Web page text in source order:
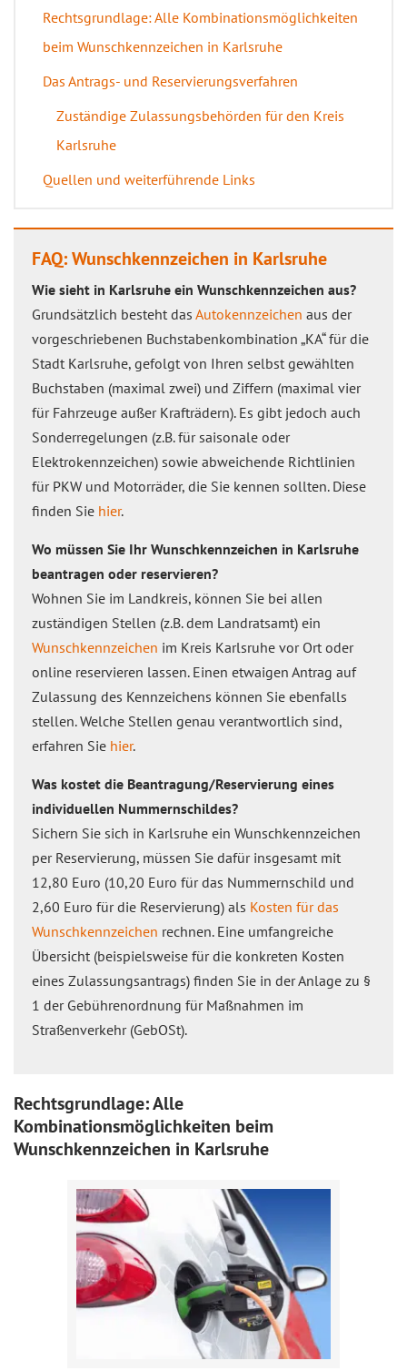
Rechtsgrundlage: Alle Kombinationsmöglichkeiten
beim Wunschkennzeichen in Karlsruhe
Das Antrags- und Reservierungsverfahren
Zuständige Zulassungsbehörden für den Kreis
Karlsruhe
Quellen und weiterführende Links
FAQ: Wunschkennzeichen in Karlsruhe
Wie sieht in Karlsruhe ein Wunschkennzeichen aus?
Grundsätzlich besteht das Autokennzeichen aus der
vorgeschriebenen Buchstabenkombination „KA“ für die
Stadt Karlsruhe, gefolgt von Ihren selbst gewählten
Buchstaben (maximal zwei) und Ziffern (maximal vier
für Fahrzeuge außer Krafträdern). Es gibt jedoch auch
Sonderregelungen (z.B. für saisonale oder
Elektrokennzeichen) sowie abweichende Richtlinien
für PKW und Motorräder, die Sie kennen sollten. Diese
finden Sie hier.
Wo müssen Sie Ihr Wunschkennzeichen in Karlsruhe
beantragen oder reservieren?
Wohnen Sie im Landkreis, können Sie bei allen
zuständigen Stellen (z.B. dem Landratsamt) ein
Wunschkennzeichen im Kreis Karlsruhe vor Ort oder
online reservieren lassen. Einen etwaigen Antrag auf
Zulassung des Kennzeichens können Sie ebenfalls
stellen. Welche Stellen genau verantwortlich sind,
erfahren Sie hier.
Was kostet die Beantragung/Reservierung eines
individuellen Nummernschildes?
Sichern Sie sich in Karlsruhe ein Wunschkennzeichen
per Reservierung, müssen Sie dafür insgesamt mit
12,80 Euro (10,20 Euro für das Nummernschild und
2,60 Euro für die Reservierung) als Kosten für das
Wunschkennzeichen rechnen. Eine umfangreiche
Übersicht (beispielsweise für die konkreten Kosten
eines Zulassungsantrags) finden Sie in der Anlage zu §
1 der Gebührenordnung für Maßnahmen im
Straßenverkehr (GebOSt).
Rechtsgrundlage: Alle
Kombinationsmöglichkeiten beim
Wunschkennzeichen in Karlsruhe